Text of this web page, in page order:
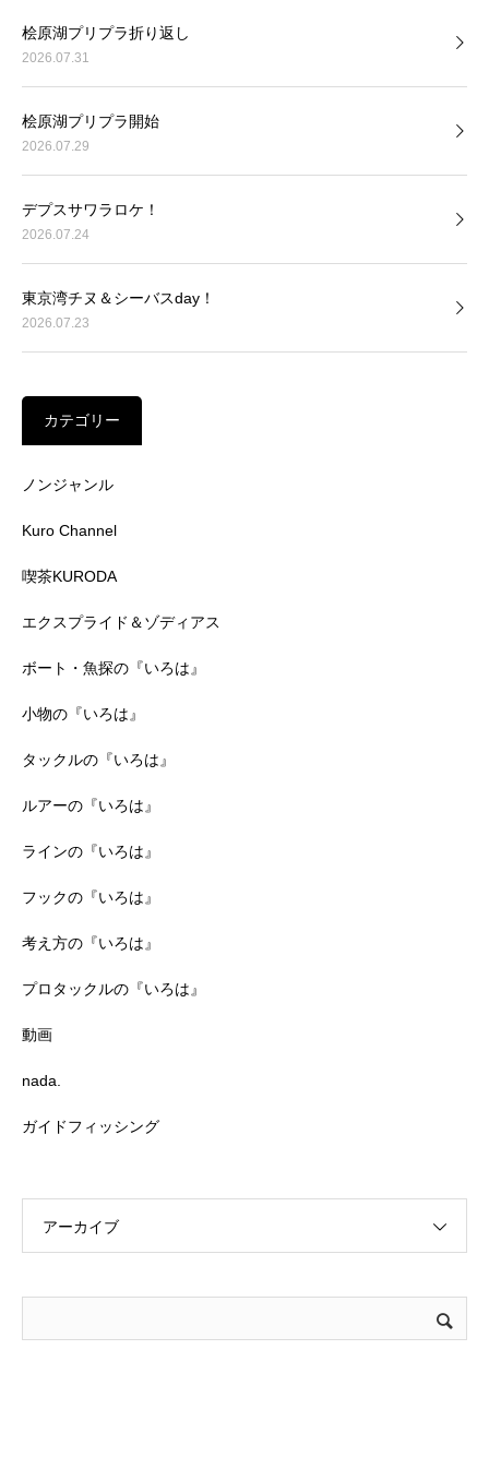
桧原湖プリプラ折り返し
2026.07.31
桧原湖プリプラ開始
2026.07.29
デプスサワラロケ！
2026.07.24
東京湾チヌ＆シーバスday！
2026.07.23
カテゴリー
ノンジャンル
Kuro Channel
喫茶KURODA
エクスプライド＆ゾディアス
ボート・魚探の『いろは』
小物の『いろは』
タックルの『いろは』
ルアーの『いろは』
ラインの『いろは』
フックの『いろは』
考え方の『いろは』
プロタックルの『いろは』
動画
nada.
ガイドフィッシング
アーカイブ